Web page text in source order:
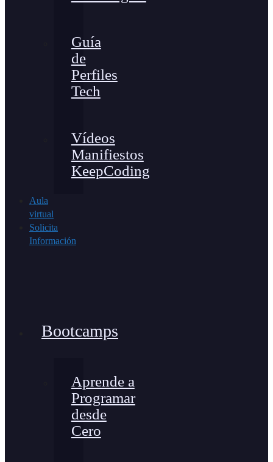
Guía
de
Perfiles
Tech
Vídeos
Manifiestos
KeepCoding
Aula
virtual
Solicita
Información
Bootcamps
Aprende a
Programar
desde
Cero